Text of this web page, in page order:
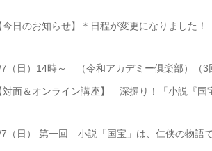
今日のお知らせ】＊日程が変更になりました！
（日）14時～ （令和アカデミー倶楽部）（3
対面＆オンライン講座】 深掘り！「小説『国
（日） 第一回 小説「国宝」は、仁侠の物語